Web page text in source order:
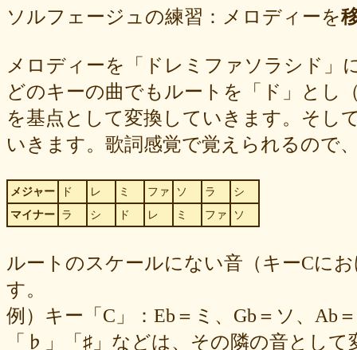
ソルフェージュの練習：メロディーを
メロディーを「ドレミファソラシド」
どのキーの曲でもルートを「ド」とし
を基点として変換していきます。そし
いきます。歌詞感覚で覚えられるので
メジャー ド レ ミ ファ ソ ラ
シ
マイナー ラ シ ド レ ミ ファ ソ
ルートのスケールにない音（キーCに
す。
例）キー「C」：Eb＝ミ、Gb＝ソ、Ab
「♭」「♯」などは、その隣の音として